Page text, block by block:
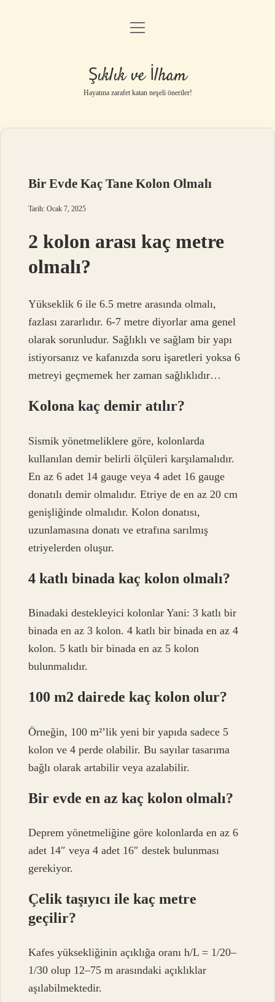
Anasayfa
Gizlilik Politikası
Yasal Uyarı
menüyü
Şıklık ve İlham
Hayatına zarafet katan neşeli öneriler!
Bir Evde Kaç Tane Kolon Olmalı
Tarih: Ocak 7, 2025
2 kolon arası kaç metre
olmalı?
Yükseklik 6 ile 6.5 metre arasında olmalı,
fazlası zararlıdır. 6-7 metre diyorlar ama genel
olarak sorunludur. Sağlıklı ve sağlam bir yapı
istiyorsanız ve kafanızda soru işaretleri yoksa 6
metreyi geçmemek her zaman sağlıklıdır…
Kolona kaç demir atılır?
Sismik yönetmeliklere göre, kolonlarda
kullanılan demir belirli ölçüleri karşılamalıdır.
En az 6 adet 14 gauge veya 4 adet 16 gauge
donatılı demir olmalıdır. Etriye de en az 20 cm
genişliğinde olmalıdır. Kolon donatısı,
uzunlamasına donatı ve etrafına sarılmış
etriyelerden oluşur.
4 katlı binada kaç kolon olmalı?
Binadaki destekleyici kolonlar Yani: 3 katlı bir
binada en az 3 kolon. 4 katlı bir binada en az 4
kolon. 5 katlı bir binada en az 5 kolon
bulunmalıdır.
100 m2 dairede kaç kolon olur?
Örneğin, 100 m²’lik yeni bir yapıda sadece 5
kolon ve 4 perde olabilir. Bu sayılar tasarıma
bağlı olarak artabilir veya azalabilir.
Bir evde en az kaç kolon olmalı?
Deprem yönetmeliğine göre kolonlarda en az 6
adet 14″ veya 4 adet 16″ destek bulunması
gerekiyor.
Çelik taşıyıcı ile kaç metre
geçilir?
Kafes yüksekliğinin açıklığa oranı h/L = 1/20–
1/30 olup 12–75 m arasındaki açıklıklar
aşılabilmektedir.